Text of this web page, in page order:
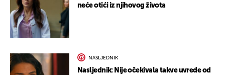
neće otići iz njihovog života
NASLJEDNIK
Nasljednik: Nije očekivala takve uvrede od